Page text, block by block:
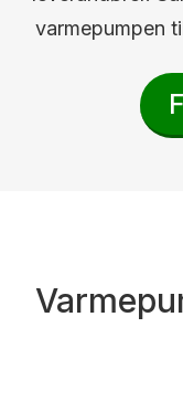
varmepumpen